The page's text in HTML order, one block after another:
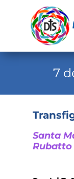
Evangelio
Familia
7
Santa
Rubatto